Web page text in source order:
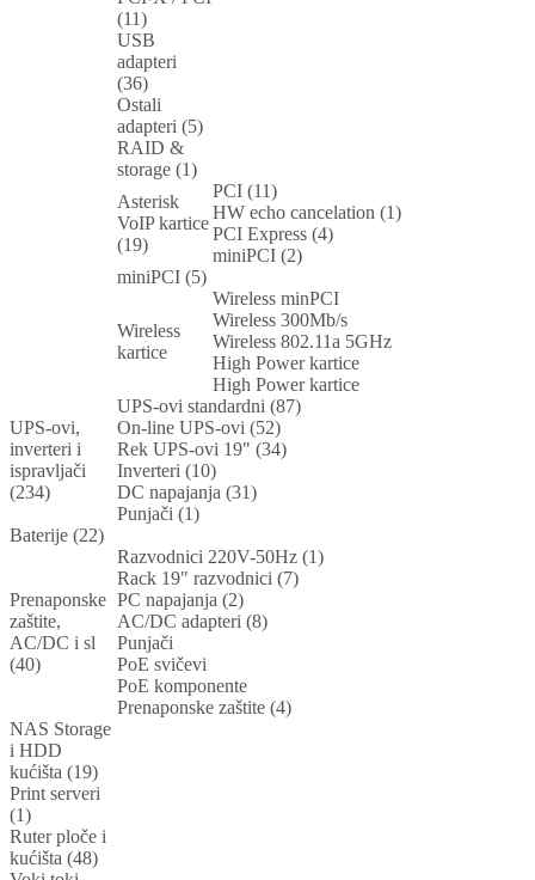
(11)
USB
adapteri
(36)
Ostali
adapteri (5)
RAID &
storage (1)
Asterisk
VoIP kartice
(19)
PCI (11)
HW echo cancelation (1)
PCI Express (4)
miniPCI (2)
miniPCI (5)
Wireless
kartice
Wireless minPCI
Wireless 300Mb/s
Wireless 802.11a 5GHz
High Power kartice
High Power kartice
UPS-ovi,
inverteri i
ispravljači
(234)
UPS-ovi standardni (87)
On-line UPS-ovi (52)
Rek UPS-ovi 19" (34)
Inverteri (10)
DC napajanja (31)
Punjači (1)
Baterije (22)
Prenaponske
zaštite,
AC/DC i sl
(40)
Razvodnici 220V-50Hz (1)
Rack 19" razvodnici (7)
PC napajanja (2)
AC/DC adapteri (8)
Punjači
PoE svičevi
PoE komponente
Prenaponske zaštite (4)
NAS Storage
i HDD
kućišta (19)
Print serveri
(1)
Ruter ploče i
kućišta (48)